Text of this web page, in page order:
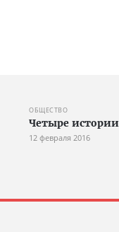
ОБЩЕСТВО
Четыре
12 февраля 2016